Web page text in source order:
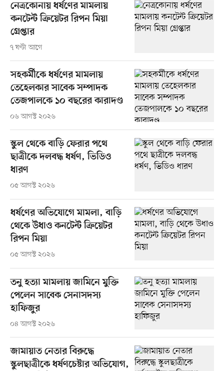
নেত্রকোনায় ধর্ষণের মামলায়
কনটেন্ট ক্রিয়েটর রিপন মিয়া
গ্রেপ্তার
৭ ঘণ্টা আগে
সহকর্মীকে ধর্ষণের মামলায়
তেহেলকার সাবেক সম্পাদক
তেজপালকে ১০ বছরের কারাদণ্ড
০৬ আগস্ট ২০২৬
স্কুল থেকে বাড়ি ফেরার পথে
ছাত্রীকে দলবদ্ধ ধর্ষণ, ভিডিও
ধারণ
০৫ আগস্ট ২০২৬
ধর্ষণের অভিযোগে মামলা, বাড়ি
থেকে উধাও কনটেন্ট ক্রিয়েটর
রিপন মিয়া
০৫ আগস্ট ২০২৬
তনু হত্যা মামলায় জামিনে মুক্তি
পেলেন সাবেক সেনাসদস্য
হাফিজুর
০৪ আগস্ট ২০২৬
জামায়াত নেতার বিরুদ্ধে
স্কুলছাত্রীকে ধর্ষণচেষ্টার অভিযোগ,